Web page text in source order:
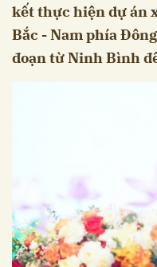
kết thực hiện dự án
Bắc - Nam phía
đoạn từ Ninh Bình